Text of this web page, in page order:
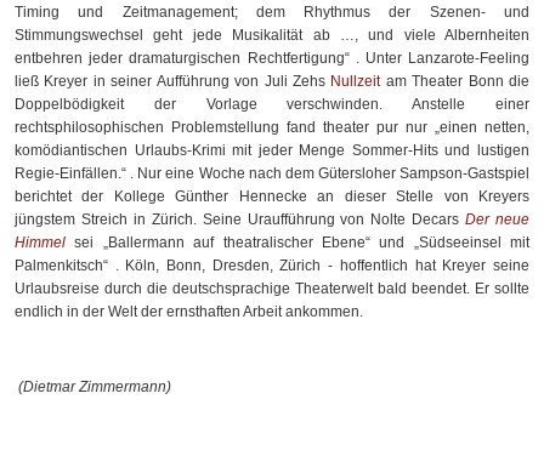
Timing und Zeitmanagement; dem Rhythmus der Szenen- und
Stimmungswechsel geht jede Musikalität ab …, und viele Albernheiten
entbehren jeder dramaturgischen Rechtfertigung“ . Unter Lanzarote-Feeling
ließ Kreyer in seiner Aufführung von Juli Zehs Nullzeit am Theater Bonn die
Doppelbödigkeit der Vorlage verschwinden. Anstelle einer
rechtsphilosophischen Problemstellung fand theater pur nur „einen netten,
komödiantischen Urlaubs-Krimi mit jeder Menge Sommer-Hits und lustigen
Regie-Einfällen.“ . Nur eine Woche nach dem Gütersloher Sampson-Gastspiel
berichtet der Kollege Günther Hennecke an dieser Stelle von Kreyers
jüngstem Streich in Zürich. Seine Uraufführung von Nolte DecarsDer neue
Himmel sei „Ballermann auf theatralischer Ebene“ und „Südseeinsel mit
Palmenkitsch“ . Köln, Bonn, Dresden, Zürich - hoffentlich hat Kreyer seine
Urlaubsreise durch die deutschsprachige Theaterwelt bald beendet. Er sollte
endlich in der Welt der ernsthaften Arbeit ankommen.
(Dietmar Zimmermann)